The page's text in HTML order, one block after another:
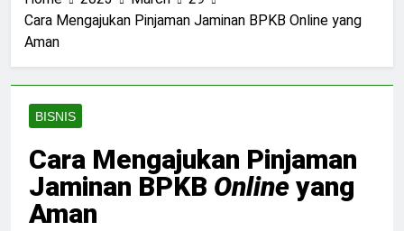
Cara Mengajukan Pinjaman Jaminan BPKB Online yang
Aman
BISNIS
Cara Mengajukan Pinjaman
Jaminan BPKB Online yang
Aman